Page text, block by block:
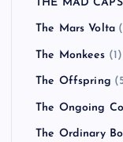
THE MAD
The Mars Volta
The Monkees (1)
The Offspring
The Ongoing
The Ordinary